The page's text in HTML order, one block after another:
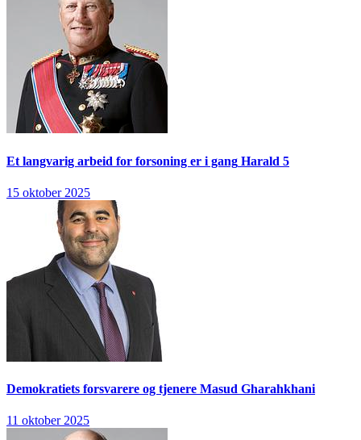
Et langvarig arbeid for forsoning er i gang Harald 5
15 oktober 2025
Demokratiets forsvarere og tjenere Masud Gharahkhani
11 oktober 2025